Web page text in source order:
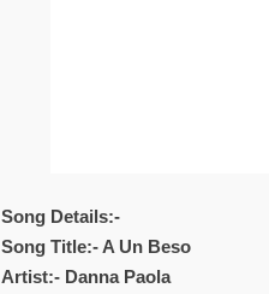
Song Details:-
Song Title:- A Un Beso
Artist:- Danna Paola